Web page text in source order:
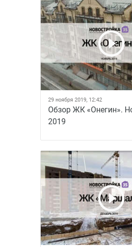
29 ноября 2019, 12:42
Обзор ЖК «Онегин».
2019